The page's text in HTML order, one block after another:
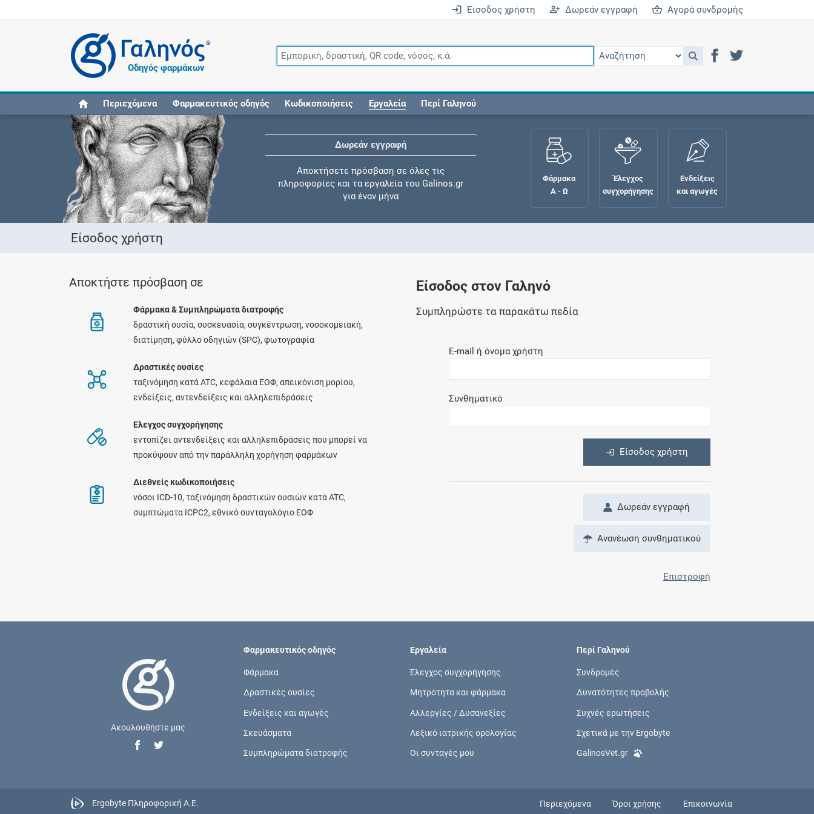
Είσοδος χρήστη Δωρεάν εγγραφή Αγορά συνδρομής
®
Οδηγός φαρμάκων
Περιεχόμενα Φαρμακευτικός οδηγός Κωδικοποιήσεις Εργαλεία Περί Γαληνού
Δωρεάν εγγραφή
Αποκτήσετε πρόσβαση σε όλες τις
πληροφορίες και τα εργαλεία του Galinos.gr
για έναν μήνα
Ελέγξτε την αγωγή σας για αντενδείξεις και
Αποθηκεύστε τις συνταγές σας και
μοιραστείτε τις εύκολα και με ασφάλεια
Ενημερωθείτε για την ασφάλεια χορήγησης
ενός φαρμάκου κατά τη διάρκεια της
επιπλέον παροχές των συνδρομητικών
Ενδείξεις και αγωγές
νόσους, συμπτώματα και ιατρικές πράξεις
Φάρμακα
Α - Ω
Έλεγχος
συγχορήγησης
Ενδείξεις
και αγωγές
Είσοδος χρήστη
Αποκτήστε πρόσβαση σε
Φάρμακα & Συμπληρώματα διατροφής
δραστική ουσία, συσκευασία, συγκέντρωση, νοσοκομειακή,
διατίμηση, φύλλο οδηγιών (SPC), φωτογραφία
Δραστικές ουσίες
ταξινόμηση κατά ATC, κεφάλαια ΕΟΦ, απεικόνιση μορίου,
ενδείξεις, αντενδείξεις και αλληλεπιδράσεις
Ελεγχος συγχορήγησης
εντοπίζει αντενδείξεις και αλληλεπιδράσεις που μπορεί να
προκύψουν από την παράλληλη χορήγηση φαρμάκων
Διεθνείς κωδικοποιήσεις
νόσοι ICD-10, ταξινόμηση δραστικών ουσιών κατά ATC,
συμπτώματα ICPC2, εθνικό συνταγολόγιο ΕΟΦ
Είσοδος στον Γαληνό
Συμπληρώστε τα παρακάτω πεδία
E-mail ή όνομα χρήστη
Συνθηματικό
Είσοδος χρήστη
Δωρεάν εγγραφή
Ανανέωση συνθηματικού
Επιστροφή
Ακουλουθήστε μας
Φαρμακευτικός οδηγός
Φάρμακα
Δραστικές ουσίες
Ενδείξεις και αγωγές
Σκευάσματα
Συμπληρώματα διατροφής
Εργαλεία
Έλεγχος συγχορήγησης
Μητρότητα και φάρμακα
Αλλεργίες / Δυσανεξίες
Λεξικό ιατρικής ορολογίας
Οι συνταγές μου
Περί Γαληνού
Συνδρομές
Δυνατότητες προβολής
Συχνές ερωτήσεις
Σχετικά με την Ergobyte
GalinosVet.gr
Ergobyte Πληροφορική Α.Ε. Περιεχόμενα Όροι χρήσης Επικοινωνία